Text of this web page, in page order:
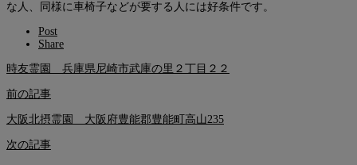
な人、同様に車椅子などが要する人には好条件です。
Post
Share
時友霊園 兵庫県尼崎市武庫の里２丁目２２
前の記事
大阪北摂霊園 大阪府豊能郡豊能町高山235
次の記事